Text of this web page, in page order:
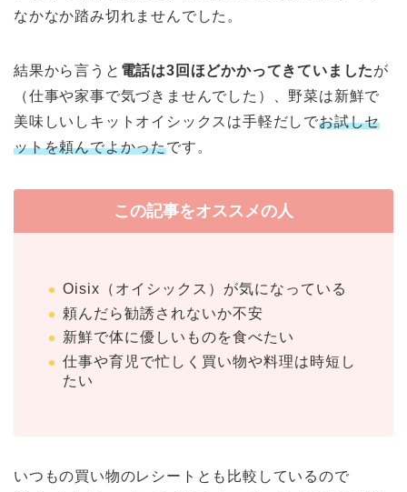
なかなか踏み切れませんでした。
結果から言うと 電話は3回ほどかかってきていましたが
（仕事や家事で気づきませんでした）、野菜は新鮮で
美味しいしキットオイシックスは手軽だしでお試しセ
ットを頼んでよかったです。
この記事をオススメの人
Oisix（オイシックス）が気になっている
頼んだら勧誘されないか不安
新鮮で体に優しいものを食べたい
仕事や育児で忙しく買い物や料理は時短し
たい
いつもの買い物のレシートとも比較しているので